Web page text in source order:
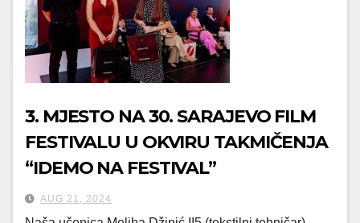
3. MJESTO NA 30. SARAJEVO FILM
FESTIVALU U OKVIRU TAKMIČENJA
“IDEMO NA FESTIVAL”
AUG 21, 2024